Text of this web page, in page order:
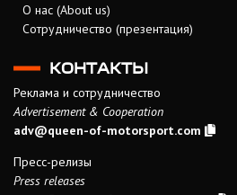
О нас (About us)
Сотрудничество (презентация)
КОНТАКТЫ
Реклама и сотрудничество
Advertisement & Cooperation
adv@queen-of-motorsport.com
Пресс-релизы
Press releases